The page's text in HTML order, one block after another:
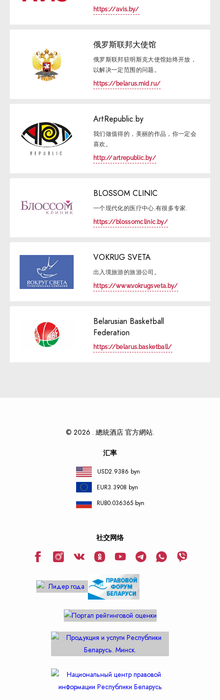
https://avis.by/
俄罗斯联邦大使馆
俄罗斯联邦驻明斯克大使馆始终开放，
以解决一定范围的问题。
https://belarus.mid.ru/
ArtRepublic.by
我们做值得的，美丽的作品，你一定会
喜欢。
http://artrepublic.by/
BLOSSOM CLINIC
一个现代化的医疗中心,有很多专家.
https://blossomclinic.by/
VOKRUG SVETA
出入境旅游的旅游公司。
https://www.vokrugsveta.by/
Belarusian Basketball
Federation
https://belarus.basketball/
© 2026 . 總統酒店 官方網站.
汇率
USD2.9386 byn
EUR3.3908 byn
RUB0.036365 byn
社交网络